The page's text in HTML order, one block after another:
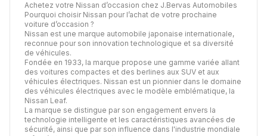
Achetez votre Nissan d’occasion chez J.Bervas Automobiles
Pourquoi choisir Nissan pour l’achat de votre prochaine
voiture d’occasion ?
Nissan est une marque automobile japonaise internationale,
reconnue pour son innovation technologique et sa diversité
de véhicules.
Fondée en 1933, la marque propose une gamme variée allant
des voitures compactes et des berlines aux SUV et aux
véhicules électriques. Nissan est un pionnier dans le domaine
des véhicules électriques avec le modèle emblématique, la
Nissan Leaf.
La marque se distingue par son engagement envers la
technologie intelligente et les caractéristiques avancées de
sécurité, ainsi que par son influence dans l'industrie mondiale